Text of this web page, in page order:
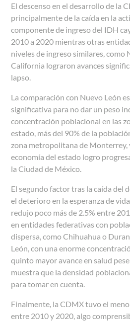
El descenso en el desarrollo de la
principalmente de la caída en la
componente de ingreso del IDH
2010 a 2020 mientras otras
niveles de ingreso similares, como
California lograron avances
lapso.
La comparación con Nuevo León
significativa para no dar un peso
concentración poblacional en las
estado, más del 90% de la
zona metropolitana de Monterrey,
economía del estado logro
la Ciudad de México.
El segundo factor tras la caída del
el deterioro en la esperanza de
redujo poco más de 2.5% entre
en entidades federativas con
dispersa, como Chihuahua o
León, con una enorme
quinto mayor avance en salud
muestra que la densidad
para tomar en cuenta.
Finalmente, la CDMX tuvo el
entre 2010 y 2020, algo